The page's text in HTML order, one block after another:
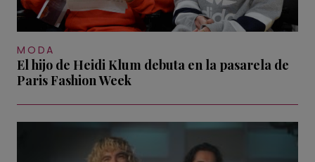
MODA
El hijo de Heidi Klum debuta en la pasarela de
Paris Fashion Week